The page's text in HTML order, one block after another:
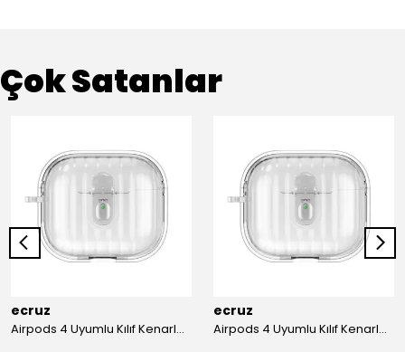
Çok Satanlar
ecruz
Airpods 4 Uyumlu Kılıf Kenarları Renkli Şeffaf Dilimli Silikon Ecruz Airbag 40 Uyumlu Kılıf
ecruz
Airpods 4 Uyumlu Kılıf Kenarları Renkli Şeffaf Dilimli Silikon Ecruz Airbag 40 Uyumlu Kılıf